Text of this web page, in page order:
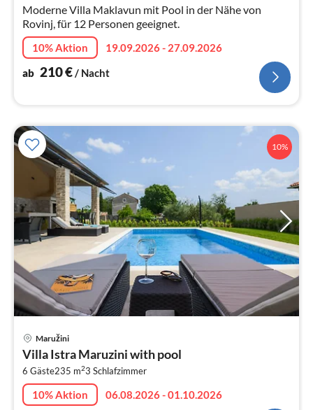
Moderne Villa Maklavun mit Pool in der Nähe von
Rovinj, für 12 Personen geeignet.
10% Aktion
19.09.2026 - 27.09.2026
ab 210€/ Nacht
10%
Maružini
Villa Istra Maruzini with pool
6 Gäste235 m23 Schlafzimmer
10% Aktion
06.08.2026 - 01.10.2026